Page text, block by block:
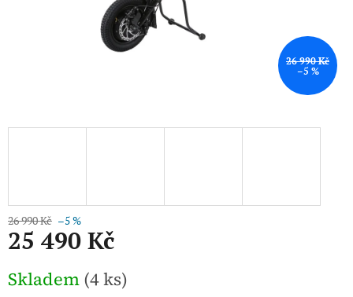
26 990 Kč
–5 %
26 990 Kč –5 %
25 490 Kč
cena:
Skladem (4 ks)